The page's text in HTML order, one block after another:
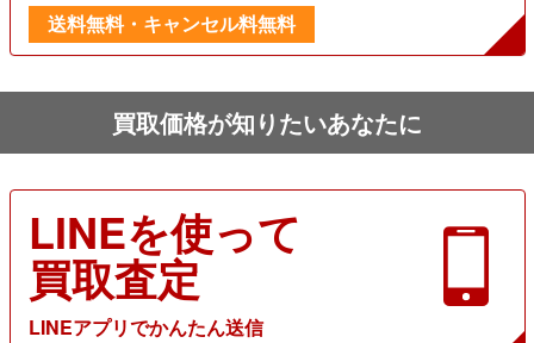
送料無料・キャンセル料無料
買取価格が知りたいあなたに
LINEを使って
買取査定
LINEアプリでかんたん送信